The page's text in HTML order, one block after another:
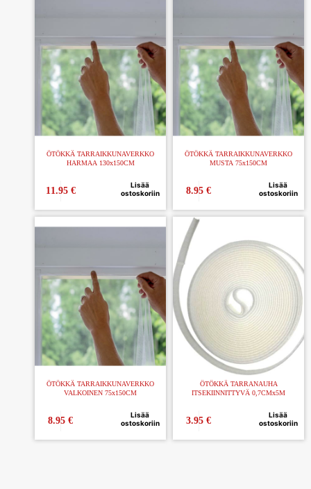
ÖTÖKKÄ TARRAIKKUNAVERKKO
HARMAA 130x150CM
11.95 €
Lisää
ostoskoriin
ÖTÖKKÄ TARRAIKKUNAVERKKO
MUSTA 75x150CM
8.95€
Lisää
ostoskoriin
ÖTÖKKÄ TARRAIKKUNAVERKKO
VALKOINEN 75x150CM
8.95€
Lisää
ostoskoriin
ÖTÖKKÄ TARRANAUHA
ITSEKIINNITTYVÄ 0,7CMx5M
3.95€
Lisää
ostoskoriin